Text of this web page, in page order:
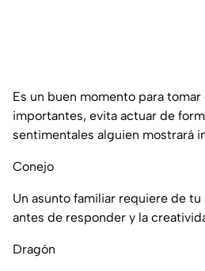
Es un buen momento para
importantes, evita actuar de
sentimentales alguien mostrará
Conejo
Un asunto familiar requiere de
antes de responder y la
Dragón